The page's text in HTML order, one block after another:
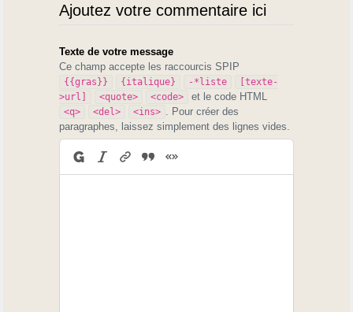
Ajoutez votre commentaire ici
Texte de votre message
Ce champ accepte les raccourcis SPIP
{{gras}} {italique} -*liste
[texte-
>url]
<quote> <code> et le code HTML
<q> <del> <ins>
. Pour créer des
paragraphes, laissez simplement des lignes vides.